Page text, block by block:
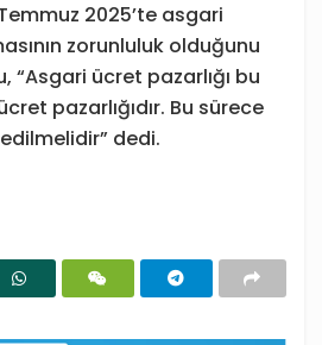
Temmuz 2025’te asgari
zorunluluk olduğunu
“Asgari ücret pazarlığı bu
pazarlığıdır. Bu sürece
dedi.